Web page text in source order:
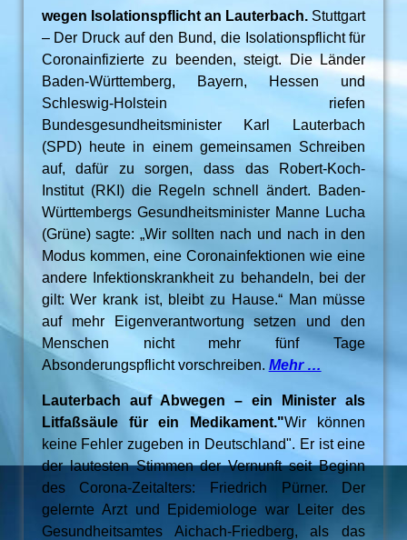
wegen Isolationspflicht an Lauterbach. Stuttgart
– Der Druck auf den Bund, die Isolationspflicht für
Coronainfizierte zu beenden, steigt. Die Länder
Baden-Württemberg, Bayern, Hessen und
Schleswig-Holstein riefen
Bundesgesundheitsminister Karl Lau­ter­bach
(SPD) heute in einem gemeinsamen Schreiben
auf, dafür zu sorgen, dass das Robert-Koch-
Institut (RKI) die Regeln schnell ändert. Baden-
Württembergs Gesundheitsminister Manne Lucha
(Grüne) sagte: „Wir sollten nach und nach in den
Modus kommen, eine Coronainfektionen wie eine
andere Infektionskrankheit zu behandeln, bei der
gilt: Wer krank ist, bleibt zu Hause.“ Man müsse
auf mehr Eigenverantwortung setzen und den
Menschen nicht mehr fünf Tage
Absonderungspflicht vorschreiben. Mehr …
Lauterbach auf Abwegen – ein Minister als
Litfaßsäule für ein Medikament."Wir können
keine Fehler zugeben in Deutschland". Er ist eine
der lautesten Stimmen der Vernunft seit Beginn
des Corona-Zeitalters: Friedrich Pürner. Der
gelernte Arzt und Epidemiologe war Leiter des
Gesundheitsamtes Aichach-Friedberg, als das